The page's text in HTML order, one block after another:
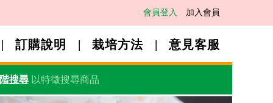
會員登入 加入會員
訂購說明 栽培方法 意見客服
搜尋以特徵搜尋商品